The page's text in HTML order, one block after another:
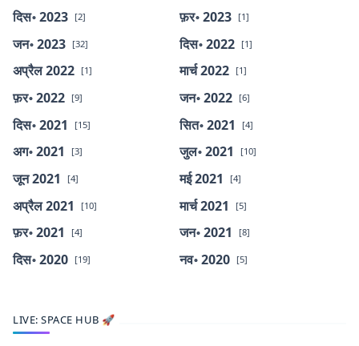
दिस॰ 2023 [2] फ़र॰ 2023 [1]
जन॰ 2023 [32] दिस॰ 2022 [1]
अप्रैल 2022 [1] मार्च 2022 [1]
फ़र॰ 2022 [9] जन॰ 2022 [6]
दिस॰ 2021 [15] सित॰ 2021 [4]
अग॰ 2021 [3] जुल॰ 2021 [10]
जून 2021 [4] मई 2021 [4]
अप्रैल 2021 [10] मार्च 2021 [5]
फ़र॰ 2021 [4] जन॰ 2021 [8]
दिस॰ 2020 [19] नव॰ 2020 [5]
LIVE: SPACE HUB 🚀